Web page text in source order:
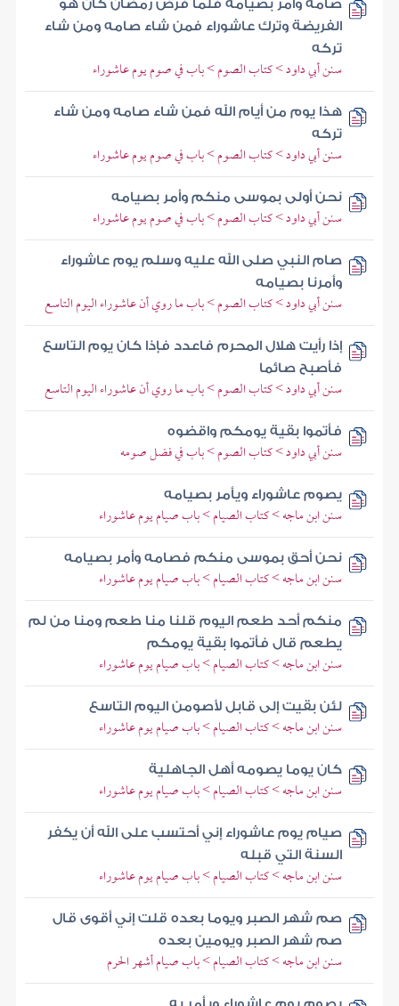
صامه وأمر بصيامه فلما فرض رمضان كان هو
الفريضة وترك عاشوراء فمن شاء صامه ومن شاء
تركه
سنن أبي داود > كتاب الصوم > باب في صوم يوم عاشوراء
هذا يوم من أيام الله فمن شاء صامه ومن شاء
تركه
سنن أبي داود > كتاب الصوم > باب في صوم يوم عاشوراء
نحن أولى بموسى منكم وأمر بصيامه
سنن أبي داود > كتاب الصوم > باب في صوم يوم عاشوراء
صام النبي صلى الله عليه وسلم يوم عاشوراء
وأمرنا بصيامه
سنن أبي داود > كتاب الصوم > باب ما روي أن عاشوراء اليوم التاسع
إذا رأيت هلال المحرم فاعدد فإذا كان يوم التاسع
فأصبح صائما
سنن أبي داود > كتاب الصوم > باب ما روي أن عاشوراء اليوم التاسع
فأتموا بقية يومكم واقضوه
سنن أبي داود > كتاب الصوم > باب في فضل صومه
يصوم عاشوراء ويأمر بصيامه
سنن ابن ماجه > كتاب الصيام > باب صيام يوم عاشوراء
نحن أحق بموسى منكم فصامه وأمر بصيامه
سنن ابن ماجه > كتاب الصيام > باب صيام يوم عاشوراء
منكم أحد طعم اليوم قلنا منا طعم ومنا من لم
يطعم قال فأتموا بقية يومكم
سنن ابن ماجه > كتاب الصيام > باب صيام يوم عاشوراء
لئن بقيت إلى قابل لأصومن اليوم التاسع
سنن ابن ماجه > كتاب الصيام > باب صيام يوم عاشوراء
كان يوما يصومه أهل الجاهلية
سنن ابن ماجه > كتاب الصيام > باب صيام يوم عاشوراء
صيام يوم عاشوراء إني أحتسب على الله أن يكفر
السنة التي قبله
سنن ابن ماجه > كتاب الصيام > باب صيام يوم عاشوراء
صم شهر الصبر ويوما بعده قلت إني أقوى قال
صم شهر الصبر ويومين بعده
سنن ابن ماجه > كتاب الصيام > باب صيام أشهر الحرم